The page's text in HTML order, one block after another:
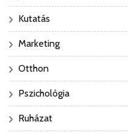
Kutatás
Marketing
Otthon
Pszichológia
Ruházat